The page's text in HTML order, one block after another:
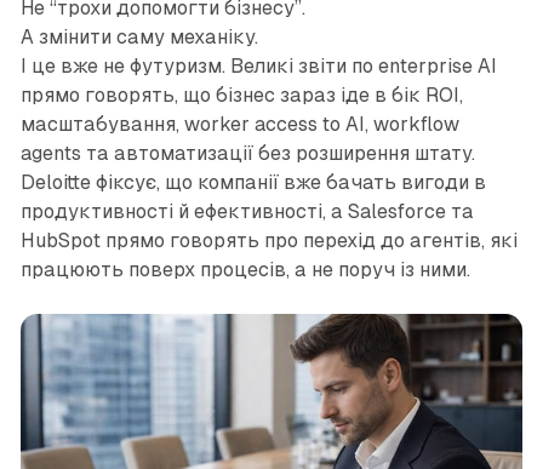
Не “трохи допомогти бізнесу”.
А змінити саму механіку.
І це вже не футуризм. Великі звіти по enterprise AI
прямо говорять, що бізнес зараз іде в бік ROI,
масштабування, worker access to AI, workflow
agents та автоматизації без розширення штату.
Deloitte фіксує, що компанії вже бачать вигоди в
продуктивності й ефективності, а Salesforce та
HubSpot прямо говорять про перехід до агентів, які
працюють поверх процесів, а не поруч із ними.